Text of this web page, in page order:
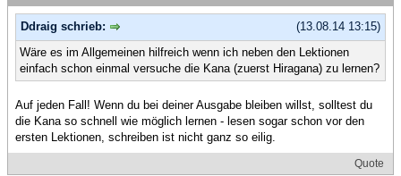
(13.08.14 13:15)
Ddraig schrieb:
Wäre es im Allgemeinen hilfreich wenn ich neben den Lektionen
einfach schon einmal versuche die Kana (zuerst Hiragana) zu lernen?
Auf jeden Fall! Wenn du bei deiner Ausgabe bleiben willst, solltest du
die Kana so schnell wie möglich lernen - lesen sogar schon vor den
ersten Lektionen, schreiben ist nicht ganz so eilig.
Quote